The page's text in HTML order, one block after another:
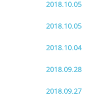
2018.10.05
2018.10.05
2018.10.04
2018.09.28
2018.09.27